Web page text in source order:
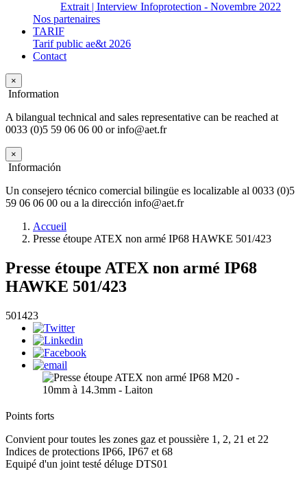
Extrait | Interview Infoprotection - Novembre 2022
Nos partenaires
TARIF
Tarif public ae&t 2026
Contact
×
Information
A bilangual technical and sales representative can be reached at
0033 (0)5 59 06 06 00 or info@aet.fr
×
Información
Un consejero técnico comercial bilingüe es localizable al 0033 (0)5
59 06 06 00 ou a la dirección info@aet.fr
Accueil
Presse étoupe ATEX non armé IP68 HAWKE 501/423
Presse étoupe ATEX non armé IP68
HAWKE 501/423
501423
Points forts
Convient pour toutes les zones gaz et poussière 1, 2, 21 et 22
Indices de protections IP66, IP67 et 68
Equipé d'un joint testé déluge DTS01